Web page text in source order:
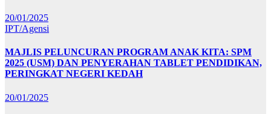
20/01/2025
IPT/Agensi
MAJLIS PELUNCURAN PROGRAM ANAK KITA: SPM
2025 (USM) DAN PENYERAHAN TABLET PENDIDIKAN,
PERINGKAT NEGERI KEDAH
20/01/2025